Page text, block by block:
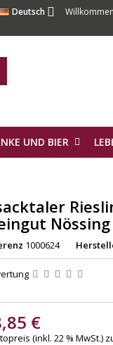
Deutsch 
UND BIER
1000624
€
(inkl. 22 % MwSt.)